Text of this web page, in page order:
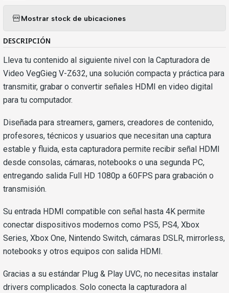
Mostrar stock de ubicaciones
DESCRIPCIÓN
Lleva tu contenido al siguiente nivel con la Capturadora de
Video VegGieg V-Z632, una solución compacta y práctica para
transmitir, grabar o convertir señales HDMI en video digital
para tu computador.
Diseñada para streamers, gamers, creadores de contenido,
profesores, técnicos y usuarios que necesitan una captura
estable y fluida, esta capturadora permite recibir señal HDMI
desde consolas, cámaras, notebooks o una segunda PC,
entregando salida Full HD 1080p a 60FPS para grabación o
transmisión.
Su entrada HDMI compatible con señal hasta 4K permite
conectar dispositivos modernos como PS5, PS4, Xbox
Series, Xbox One, Nintendo Switch, cámaras DSLR, mirrorless,
notebooks y otros equipos con salida HDMI.
Gracias a su estándar Plug & Play UVC, no necesitas instalar
drivers complicados. Solo conecta la capturadora al